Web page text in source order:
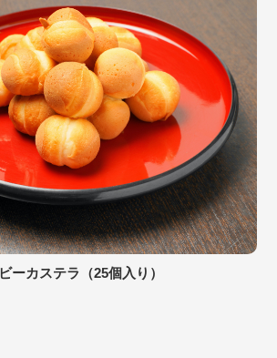
ーカステラ（25個入り）